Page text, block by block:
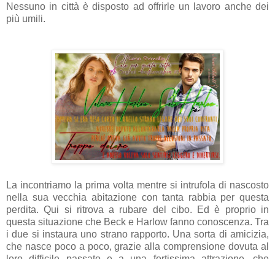
Nessuno in città è disposto ad offrirle un lavoro anche dei
più umili.
La incontriamo la prima volta mentre si intrufola di nascosto
nella sua vecchia abitazione con tanta rabbia per questa
perdita. Qui si ritrova a rubare del cibo. Ed è proprio in
questa situazione che Beck e Harlow fanno conoscenza. Tra
i due si instaura uno strano rapporto. Una sorta di amicizia,
che nasce poco a poco, grazie alla comprensione dovuta al